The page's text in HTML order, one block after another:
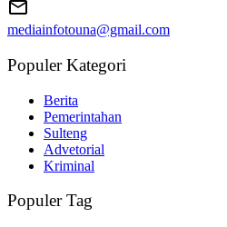
mediainfotouna@gmail.com
Populer Kategori
Berita
Pemerintahan
Sulteng
Advetorial
Kriminal
Populer Tag